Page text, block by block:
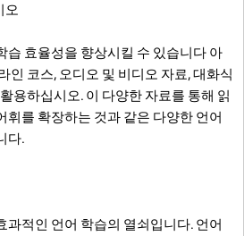
오
습 효율성을 향상시킬 수 있습니다 아
인 코스, 오디오 및 비디오 자료, 대화식
용하십시오. 이 다양한 자료를 통해 읽
휘를 확장하는 것과 같은 다양한 언어
다.
과적인 언어 학습의 열쇠입니다. 언어